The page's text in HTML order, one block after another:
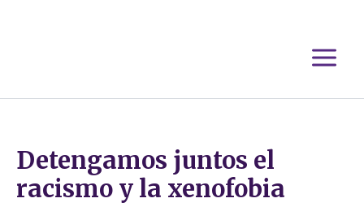
Detengamos juntos el
racismo y la xenofobia